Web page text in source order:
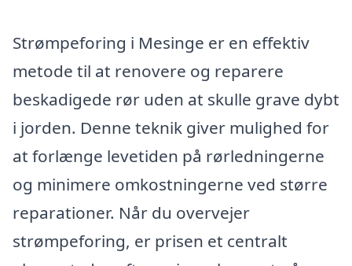
Strømpeforing i Mesinge er en effektiv
metode til at renovere og reparere
beskadigede rør uden at skulle grave dybt
i jorden. Denne teknik giver mulighed for
at forlænge levetiden på rørledningerne
og minimere omkostningerne ved større
reparationer. Når du overvejer
strømpeforing, er prisen et centralt